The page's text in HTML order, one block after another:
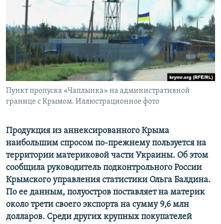
ПРОПАВШИЕ БЕЗ ВЕСТИ
ПОБЕДИТЕЛЕЙ НЕ СУДЯТ?
КРЫМ.НЕПОКОРЕННЫЙ
ELIFBE
УКРАИНСКАЯ ПРОБЛЕМА КРЫМА
ПРИСОЕДИНЯЙТЕСЬ!
Все сайты RFE/RL
Пункт пропуска «Чаплынка» на административной
границе с Крымом. Иллюстрационное фото
Продукция из аннексированного Крыма
наибольшим спросом по-прежнему пользуется на
территории материковой части Украины. Об этом
сообщила руководитель подконтрольного России
Крымского управления статистики Ольга Балдина.
По ее данным, полуостров поставляет на материк
около трети своего экспорта на сумму 9,6 млн
долларов. Среди других крупных покупателей